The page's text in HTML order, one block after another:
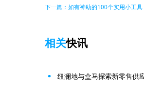
下一篇：如有神助的100个实用小工具
相关快讯
纽澜地与盒马探索新零售供